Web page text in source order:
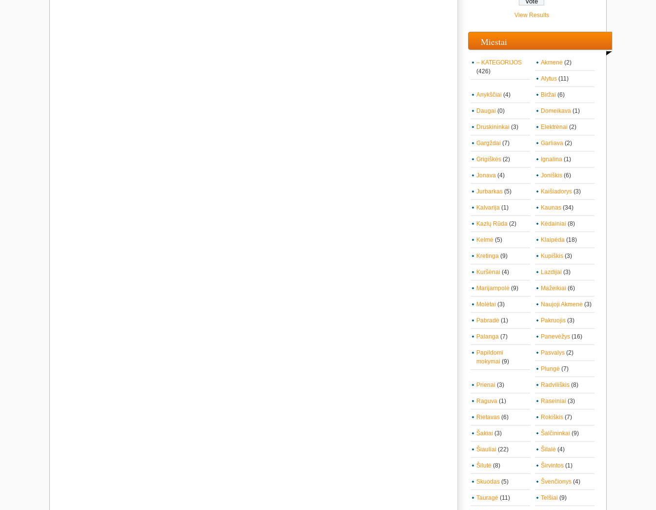
View Results
Miestai
– KATEGORIJOS
(426)
Akmenė (2)
Alytus (11)
Anykščiai (4) Biržai (6)
Daugai (0) Domeikava (1)
Druskininkai (3) Elektrėnai (2)
Gargždai (7) Garliava (2)
Grigiškės (2) Ignalina (1)
Jonava (4) Joniškis (6)
Jurbarkas (5) Kaišiadorys (3)
Kalvarija (1) Kaunas (34)
Kazlų Rūda (2) Kėdainiai (8)
Kelmė (5) Klaipėda (18)
Kretinga (9) Kupiškis (3)
Kuršėnai (4) Lazdijai (3)
Marijampolė (9) Mažeikiai (6)
Molėtai (3) Naujoji Akmenė (3)
Pabradė (1) Pakruojis (3)
Palanga (7) Panevėžys (16)
Papildomi
mokymai (9)
Pasvalys (2)
Plungė (7)
Prienai (3) Radviliškis (8)
Raguva (1) Raseiniai (3)
Rietavas (6) Rokiškis (7)
Šakiai (3) Šalčininkai (9)
Šiauliai (22) Šilalė (4)
Šilutė (8) Širvintos (1)
Skuodas (5) Švenčionys (4)
Tauragė (11) Telšiai (9)